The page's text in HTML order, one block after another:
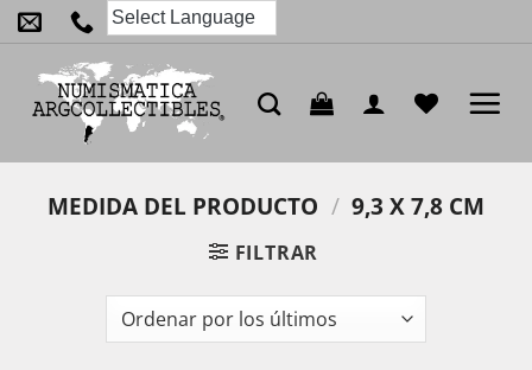
Saltar
al
contenido
MEDIDA DEL PRODUCTO / 9,3 X 7,8 CM
FILTRAR